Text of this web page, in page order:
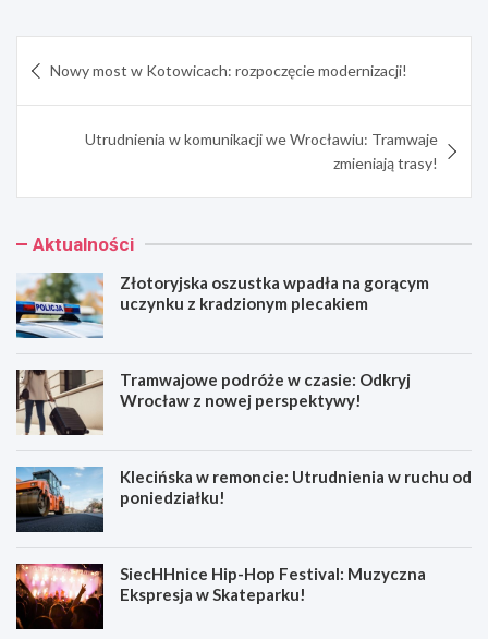
wpisu
Nowy most w Kotowicach: rozpoczęcie modernizacji!
Utrudnienia w komunikacji we Wrocławiu: Tramwaje
zmieniają trasy!
Aktualności
Złotoryjska oszustka wpadła na gorącym
uczynku z kradzionym plecakiem
Tramwajowe podróże w czasie: Odkryj
Wrocław z nowej perspektywy!
Klecińska w remoncie: Utrudnienia w ruchu od
poniedziałku!
SiecHHnice Hip-Hop Festival: Muzyczna
Ekspresja w Skateparku!
Z
T